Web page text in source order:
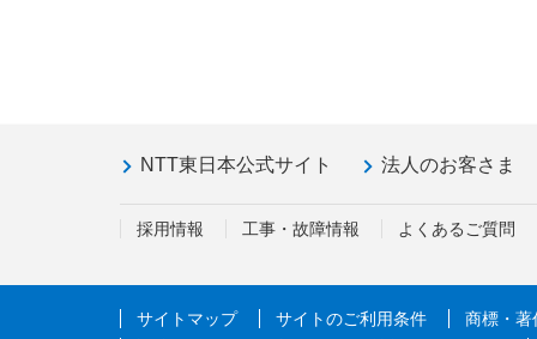
NTT東日本公式サイト 法人のお客さま
採用情報 工事・故障情報 よくあるご質問
サイトマップ サイトのご利用条件
商標・著